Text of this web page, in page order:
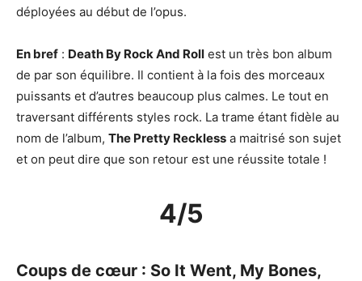
déployées au début de l’opus.
En bref : Death By Rock And Roll est un très bon album
de par son équilibre. Il contient à la fois des morceaux
puissants et d’autres beaucoup plus calmes. Le tout en
traversant différents styles rock. La trame étant fidèle au
nom de l’album, The Pretty Reckless a maitrisé son sujet
et on peut dire que son retour est une réussite totale !
4/5
Coups de cœur : So It Went, My Bones,